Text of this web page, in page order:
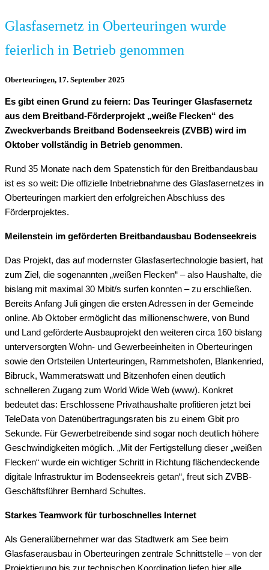
Glasfasernetz in Oberteuringen wurde
feierlich in Betrieb genommen
Oberteuringen, 17. September 2025
Es gibt einen Grund zu feiern: Das Teuringer Glasfasernetz
aus dem Breitband-Förderprojekt „weiße Flecken“ des
Zweckverbands Breitband Bodenseekreis (ZVBB) wird im
Oktober vollständig in Betrieb genommen.
Rund 35 Monate nach dem Spatenstich für den Breitbandausbau
ist es so weit: Die offizielle Inbetriebnahme des Glasfasernetzes in
Oberteuringen markiert den erfolgreichen Abschluss des
Förderprojektes.
Meilenstein im geförderten Breitbandausbau Bodenseekreis
Das Projekt, das auf modernster Glasfasertechnologie basiert, hat
zum Ziel, die sogenannten „weißen Flecken“ – also Haushalte, die
bislang mit maximal 30 Mbit/s surfen konnten – zu erschließen.
Bereits Anfang Juli gingen die ersten Adressen in der Gemeinde
online. Ab Oktober ermöglicht das millionenschwere, von Bund
und Land geförderte Ausbauprojekt den weiteren circa 160 bislang
unterversorgten Wohn- und Gewerbeeinheiten in Oberteuringen
sowie den Ortsteilen Unterteuringen, Rammetshofen, Blankenried,
Bibruck, Wammeratswatt und Bitzenhofen einen deutlich
schnelleren Zugang zum World Wide Web (www). Konkret
bedeutet das: Erschlossene Privathaushalte profitieren jetzt bei
TeleData von Datenübertragungsraten bis zu einem Gbit pro
Sekunde. Für Gewerbetreibende sind sogar noch deutlich höhere
Geschwindigkeiten möglich. „Mit der Fertigstellung dieser „weißen
Flecken“ wurde ein wichtiger Schritt in Richtung flächendeckende
digitale Infrastruktur im Bodenseekreis getan“, freut sich ZVBB-
Geschäftsführer Bernhard Schultes.
Starkes Teamwork für turboschnelles Internet
Als Generalübernehmer war das Stadtwerk am See beim
Glasfaserausbau in Oberteuringen zentrale Schnittstelle – von der
Projektierung bis zur technischen Koordination liefen hier alle